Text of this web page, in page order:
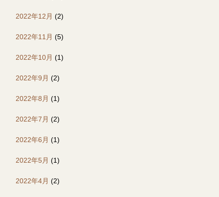
2022年12月 (2)
2022年11月 (5)
2022年10月 (1)
2022年9月 (2)
2022年8月 (1)
2022年7月 (2)
2022年6月 (1)
2022年5月 (1)
2022年4月 (2)